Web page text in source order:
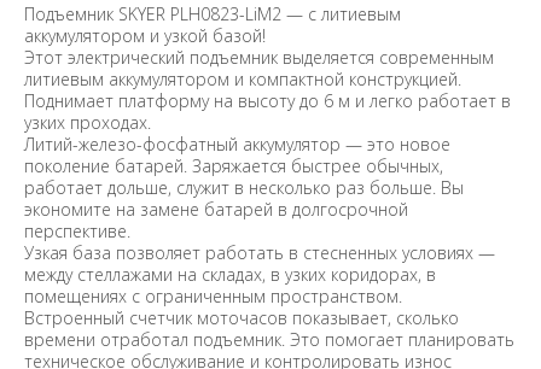
Подъемник SKYER PLH0823-LiM2 — с литиевым
аккумулятором и узкой базой!
Этот электрический подъемник выделяется современным
литиевым аккумулятором и компактной конструкцией.
Поднимает платформу на высоту до 6 м и легко работает в
узких проходах.
Литий-железо-фосфатный аккумулятор — это новое
поколение батарей. Заряжается быстрее обычных,
работает дольше, служит в несколько раз больше. Вы
экономите на замене батарей в долгосрочной
перспективе.
Узкая база позволяет работать в стесненных условиях —
между стеллажами на складах, в узких коридорах, в
помещениях с ограниченным пространством.
Встроенный счетчик моточасов показывает, сколько
времени отработал подъемник. Это помогает планировать
техническое обслуживание и контролировать износ